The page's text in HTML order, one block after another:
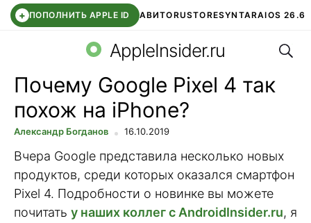
+ ПОПОЛНИТЬ APPLE ID АВИТОRUSTORESYNTARAIOS 26.6
СБЕР КИДС ЧАТ ROBLOXВТБ ОНЛАЙН
AppleInsider.ru
Почему Google Pixel 4 так
похож на iPhone?
Александр Богданов 16.10.2019
Вчера Google представила несколько новых
продуктов, среди которых оказался смартфон
Pixel 4. Подробности о новинке вы можете
почитать у наших коллег с AndroidInsider.ru, я